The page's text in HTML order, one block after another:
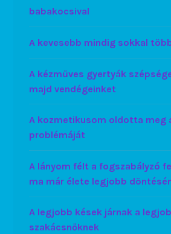
babakocsival
A kevesebb mindig sokkal
A kézműves gyertyák
majd vendégeinket
A kozmetikusom oldotta meg
problémáját
A lányom félt a fogszabályzó
ma már élete legjobb
A legjobb kések járnak a
szakácsnőknek